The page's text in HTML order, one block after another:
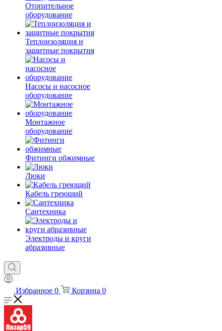
Отопительное
оборудование
Теплоизоляция и
защитные покрытия
Насосы и насосное
оборудование
Монтажное
оборудование
Фитинги обжимные
Люки
Кабель греющий
Сантехника
Электроды и круги
абразивные
Избранное 0 Корзина 0